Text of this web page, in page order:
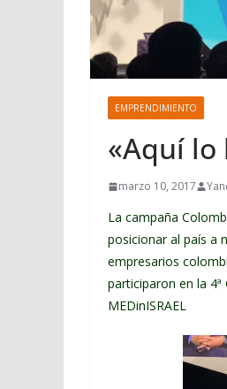
EMPRENDIMIENTO
«Aquí lo
marzo 10, 2017
La campaña
posicionar al país a
empresarios
participaron en la
MEDinISRAEL